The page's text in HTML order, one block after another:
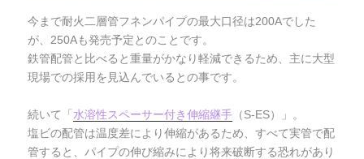
今まで耐火二層管フネンパイプの最大口径は200Aでした
が、250Aも発売予定とのことです。
鉄管配管と比べると重量がかなり軽減できるため、主に大型
現場での採用を見込んでいるとの事です。
続いて「 水溶性スペーサー付き伸縮継手 （S-ES）」。
塩ビの配管は温度差により伸縮があるため、すべて実管で配
管すると、パイプの伸び縮みにより将来破断する恐れがあり